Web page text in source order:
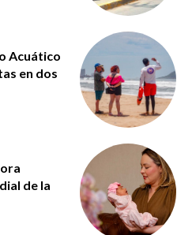
Acuático
en dos
de la